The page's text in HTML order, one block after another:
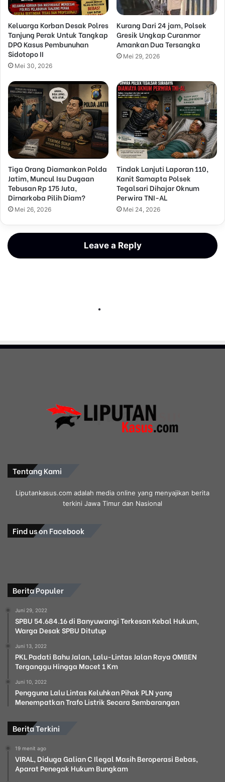
Tentang Kami
Liputankasus.com adalah media online yang menyajikan berita
terkini Jawa Timur dan Nasional
Find us on Facebook
Berita Populer
Juni 29, 2022
SPBU 54.684.16 di Banyuwangi Terkesan Kebal Hukum,
Warga Desak SPBU Ditutup
Juni 13, 2022
PKL Padati Bahu Jalan, Lalu-Lintas Jalan Raya OMBEN
Terganggu Hingga Macet 1 Km
Juni 10, 2022
Pengguna Lalu Lintas Keluhkan Pihak PLN yang
Menempatkan Trafo Listrik Secara Sembarangan
Berita Terkini
19 menit ago
VIRAL, Diduga Galian C Ilegal Masih Beroperasi Bebas,
Aparat Penegak Hukum Bungkam